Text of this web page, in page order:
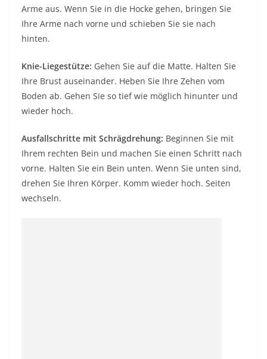
Arme aus. Wenn Sie in die Hocke gehen, bringen Sie
Ihre Arme nach vorne und schieben Sie sie nach
hinten.
Knie-Liegestütze: Gehen Sie auf die Matte. Halten Sie
Ihre Brust auseinander. Heben Sie Ihre Zehen vom
Boden ab. Gehen Sie so tief wie möglich hinunter und
wieder hoch.
Ausfallschritte mit Schrägdrehung: Beginnen Sie mit
Ihrem rechten Bein und machen Sie einen Schritt nach
vorne. Halten Sie ein Bein unten. Wenn Sie unten sind,
drehen Sie Ihren Körper. Komm wieder hoch. Seiten
wechseln.